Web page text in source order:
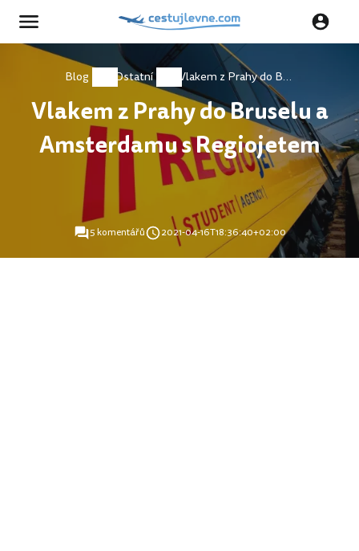
Blog Ostatní Vlakem z Prahy do Bruselu a Amsterdamu s Regiojetem
Vlakem z Prahy do Bruselu a
Amsterdamu s Regiojetem
5 komentářů 2021-04-16T18:36:40+02:00